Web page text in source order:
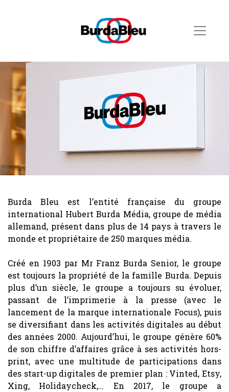
Burda Bleu est l’entité française du groupe
international Hubert Burda Média, groupe de média
allemand, présent dans plus de 14 pays à travers le
monde et propriétaire de 250 marques média.
Créé en 1903 par Mr Franz Burda Senior, le groupe
est toujours la propriété de la famille Burda. Depuis
plus d’un siècle, le groupe a toujours su évoluer,
passant de l’imprimerie à la presse (avec le
lancement de la marque internationale Focus), puis
se diversifiant dans les activités digitales au début
des années 2000. Aujourd’hui, le groupe génère 60%
de son chiffre d’affaires grâce à ses activités hors-
print, avec une multitude de participations dans
des start-up digitales de premier plan : Vinted, Etsy,
Xing, Holidaycheck,… En 2017, le groupe a